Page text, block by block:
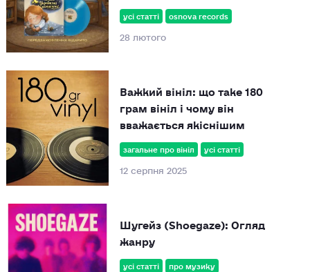
усі статті osnova records
28 лютого
загальне про вініл усі статті
12 серпня 2025
Важкий вініл: що таке 180
грам вініл і чому він
вважається якіснішим
усі статті про музику
Шугейз (Shoegaze): Огляд
жанру